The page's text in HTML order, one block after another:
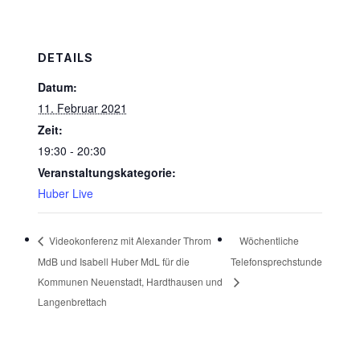
DETAILS
Datum:
11. Februar 2021
Zeit:
19:30 - 20:30
Veranstaltungskategorie:
Huber Live
Videokonferenz mit Alexander Throm
MdB und Isabell Huber MdL für die
Kommunen Neuenstadt, Hardthausen und
Langenbrettach
Wöchentliche
Telefonsprechstunde